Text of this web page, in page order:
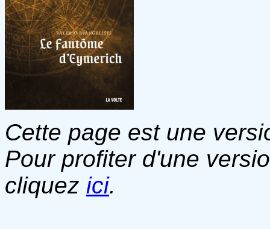
Cette page est une
Pour profiter d'une
cliquez ici.